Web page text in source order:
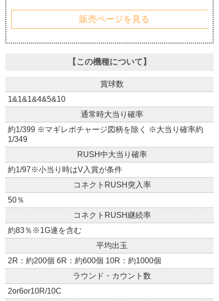
販売ページを見る
【この機種について】
賞球数
1&1&1&4&5&10
通常時大当り確率
約1/399 ※マギレポチャージ図柄を除く ※大当り確率約
1/349
RUSH中大当り確率
約1/97※小当り時はV入賞が条件
コネクトRUSH突入率
50％
コネクトRUSH継続率
約83％※1G連を含む
平均出玉
2R：約200個 6R：約600個 10R：約1000個
ラウンド・カウント数
2or6or10R/10C